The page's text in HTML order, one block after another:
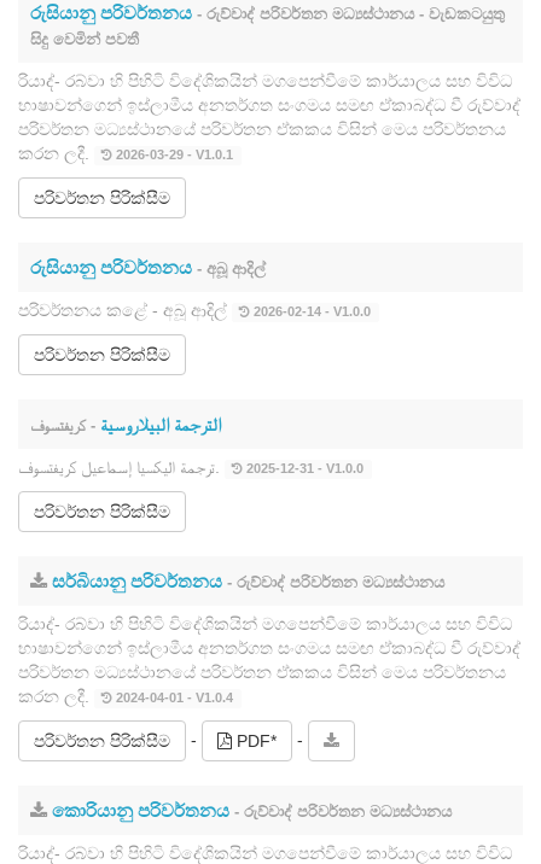
රුසියානු පරිවර්තනය - රුව්වාද් පරිවර්තන මධ්‍යස්ථානය - වැඩකටයුතු
සිදු වෙමින් පවතී
රියාද්- රබ්වා හි පිහිටි විදේශිකයින් මගපෙන්වීමේ කාර්යාලය සහ විවිධ
භාෂාවන්ගෙන් ඉස්ලාමීය අනතර්ගත සංගමය සමඟ ඒකාබද්ධ වී රුව්වාද්
පරිවර්තන මධ්‍යස්ථානයේ පරිවර්තන ඒකකය විසින් මෙය පරිවර්තනය
කරන ලදී.
2026-03-29 - V1.0.1
පරිවර්තන පිරික්සීම
රුසියානු පරිවර්තනය - අබූ ආදිල්
පරිවර්තනය කළේ - අබූ ආදිල් 2026-02-14 - V1.0.0
පරිවර්තන පිරික්සීම
الترجمة البيلاروسية - كريفتسوف
2025-12-31 - V1.0.0
පරිවර්තන පිරික්සීම
සර්බියානු පරිවර්තනය - රුව්වාද් පරිවර්තන මධ්‍යස්ථානය
රියාද්- රබ්වා හි පිහිටි විදේශිකයින් මගපෙන්වීමේ කාර්යාලය සහ විවිධ
භාෂාවන්ගෙන් ඉස්ලාමීය අනතර්ගත සංගමය සමඟ ඒකාබද්ධ වී රුව්වාද්
පරිවර්තන මධ්‍යස්ථානයේ පරිවර්තන ඒකකය විසින් මෙය පරිවර්තනය
කරන ලදී.
2024-04-01 - V1.0.4
පරිවර්තන පිරික්සීම - PDF* -
කොරියානු පරිවර්තනය - රුව්වාද් පරිවර්තන මධ්‍යස්ථානය
රියාද්- රබ්වා හි පිහිටි විදේශිකයින් මගපෙන්වීමේ කාර්යාලය සහ විවිධ